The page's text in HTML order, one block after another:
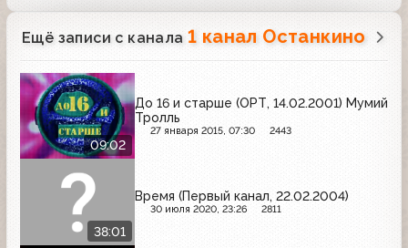
Ещё записи с канала 1 канал Останкино
09:02
До 16 и старше (ОРТ, 14.02.2001) Мумий
Тролль
27 января 2015, 07:30 2443
38:01
Время (Первый канал, 22.02.2004)
30 июля 2020, 23:26 2811